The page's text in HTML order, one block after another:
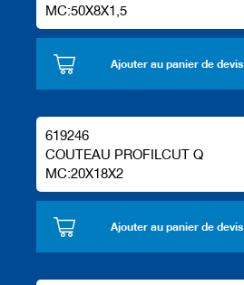
MC:50X8X1,5
Ajouter au panier de devis
619246
COUTEAU PROFILCUT Q
MC:20X18X2
Ajouter au panier de devis